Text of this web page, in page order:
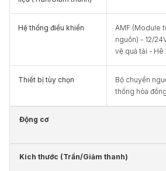
Hệ thống điều khiển
AMF (Module
nguồn) - 12/
vệ quá tải - Hê
Thiết bị tùy chọn
Bộ chuyển
thống hòa
Động cơ
Kích thước (Trần/Giảm thanh)